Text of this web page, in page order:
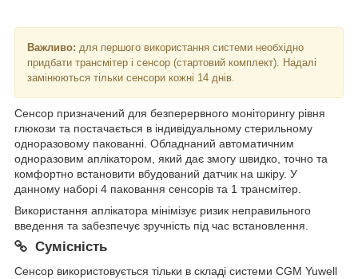
Важливо: для першого використання системи необхідно
придбати трансмітер і сенсор (стартовий комплект). Надалі
замінюються тільки сенсори кожні 14 днів.
Сенсор призначений для безперервного моніторингу рівня
глюкози та постачається в індивідуальному стерильному
одноразовому пакованні. Обладнаний автоматичним
одноразовим аплікатором, який дає змогу швидко, точно та
комфортно встановити вбудований датчик на шкіру. У
данному наборі 4 паковання сенсорів та 1 трансмітер.
Використання аплікатора мінімізує ризик неправильного
введення та забезпечує зручність під час встановлення.
Сумісність
Сенсор використовується тільки в складі системи CGM Yuwell